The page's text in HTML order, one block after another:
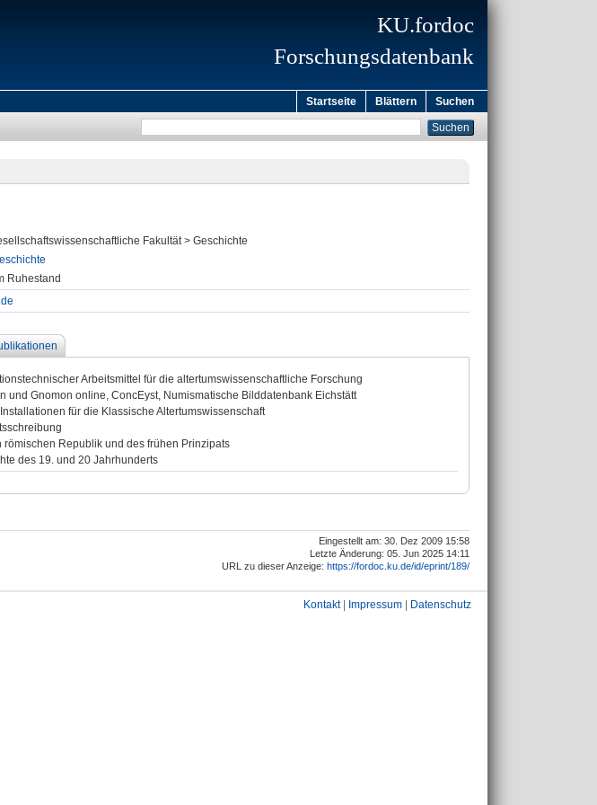
KU.fordoc
Forschungsdatenbank
Startseite Blättern Suchen
Fakultät > Geschichte
Ruhestand
Arbeitsmittel für die altertumswissenschaftliche Forschung
und Gnomon online, ConcEyst, Numismatische Bilddatenbank Eichstätt
für die Klassische Altertumswissenschaft
römischen Republik und des frühen Prinzipats
des 19. und 20 Jahrhunderts
Eingestellt am: 30. Dez 2009 15:58
Letzte Änderung: 05. Jun 2025 14:11
URL zu dieser Anzeige: https://fordoc.ku.de/id/eprint/189/
Kontakt| Impressum Datenschutz